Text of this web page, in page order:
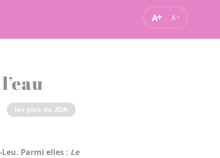
A A
les plus du JDA
Parmi elles : Le